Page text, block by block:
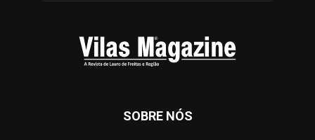
SOBRE NÓS